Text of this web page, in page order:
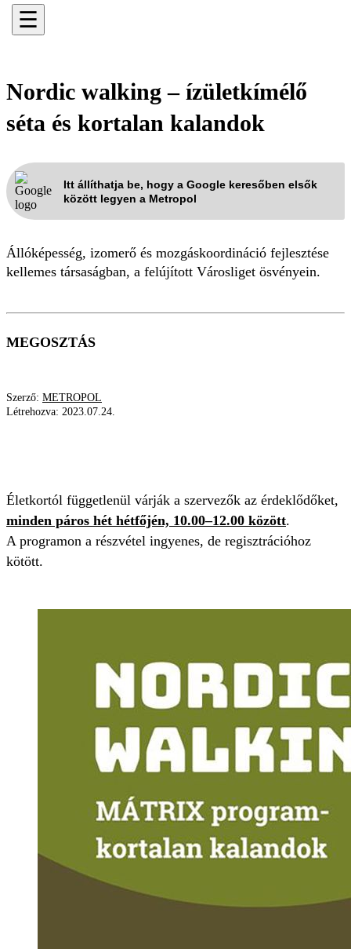
☰
Nordic walking – ízületkímélő
séta és kortalan kalandok
Itt állíthatja be, hogy a Google keresőben elsők
között legyen a Metropol
Állóképesség, izomerő és mozgáskoordináció fejlesztése
kellemes társaságban, a felújított Városliget ösvényein.
MEGOSZTÁS
Szerző: METROPOL
Létrehozva: 2023.07.24.
Életkortól függetlenül várják a szervezők az érdeklődőket,
minden páros hét hétfőjén, 10.00–12.00 között.
A programon a részvétel ingyenes, de regisztrációhoz
kötött.